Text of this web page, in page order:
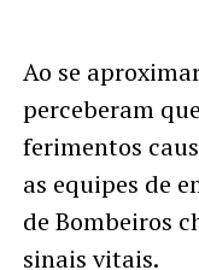
Ao se
perceberam
ferimentos
as equipes de
de Bombeiros
sinais vitais.